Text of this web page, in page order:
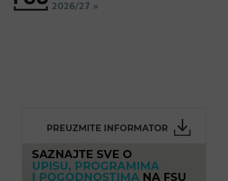
2026/27 »